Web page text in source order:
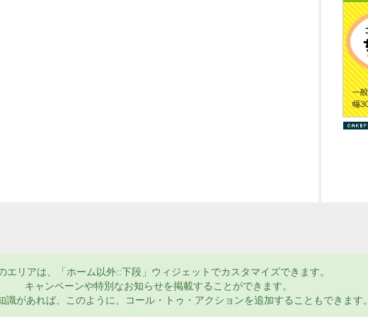
エリアは、「ホーム以外::下段」ウィジェットでカスタマイズできます。
キャンペーンや特別なお知らせを掲載することができます。
識があれば、このように、コール・トゥ・アクションを追加することもできます。